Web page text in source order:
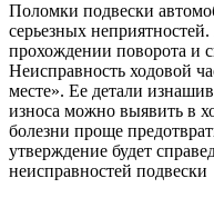
Поломки подвески
серьезных
прохождении поворота и
Неисправность ходовой
месте». Ее детали
износа можно выявить в
болезни проще
утверждение будет
неисправностей подвески